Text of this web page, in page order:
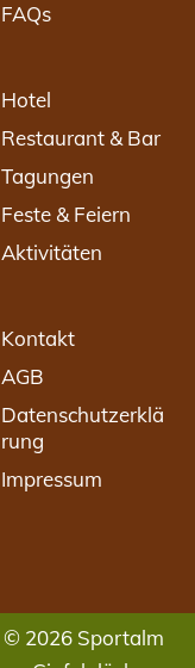
FAQs
Hotel
Restaurant & Bar
Tagungen
Feste & Feiern
Aktivitäten
Kontakt
AGB
Datenschutzerklä
rung
Impressum
© 2026 Sportalm